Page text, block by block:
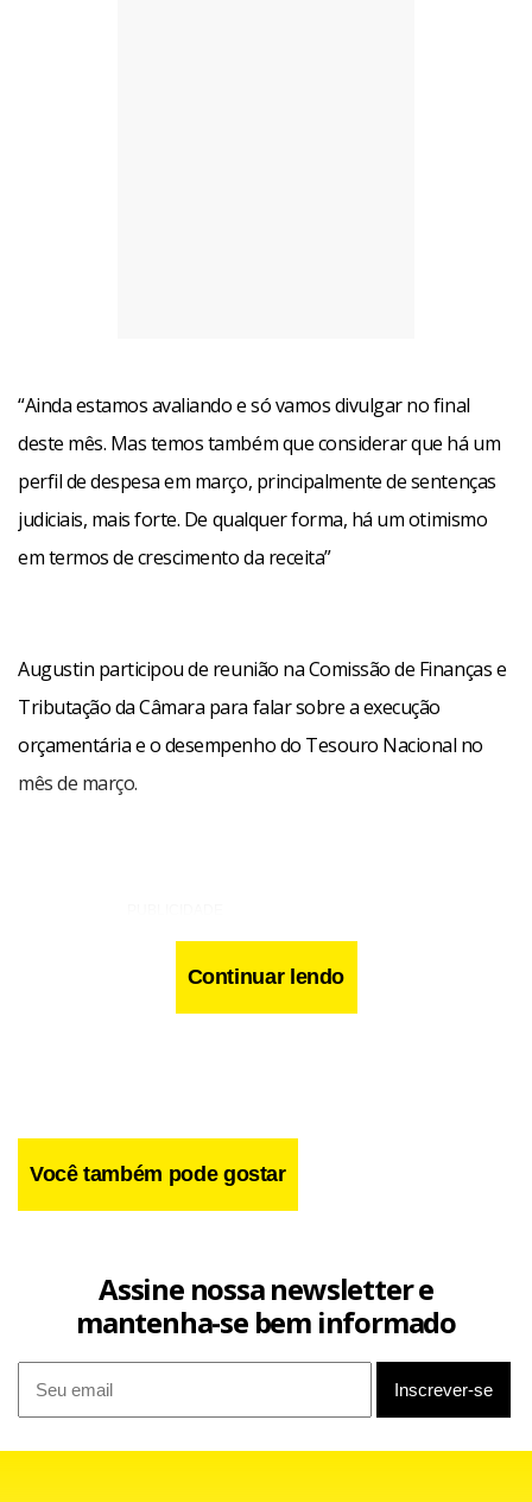
“Ainda estamos avaliando e só vamos divulgar no final
deste mês. Mas temos também que considerar que há um
perfil de despesa em março, principalmente de sentenças
judiciais, mais forte. De qualquer forma, há um otimismo
em termos de crescimento da receita”
Augustin participou de reunião na Comissão de Finanças e
Tributação da Câmara para falar sobre a execução
orçamentária e o desempenho do Tesouro Nacional no
mês de março.
que dados preliminares mostram que a arrecadação de
impostos e contribuições federais cresceu em março cerca
Continuar lendo
Você também pode gostar
Assine nossa newsletter e
mantenha-se bem informado